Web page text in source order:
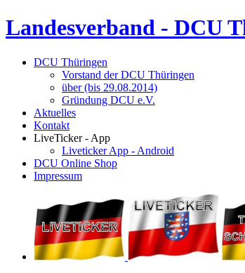
Landesverband - DCU
DCU Thüringen
Vorstand der DCU Thüringen
über (bis 29.08.2014)
Gründung DCU e.V.
Aktuelles
Kontakt
LiveTicker - App
Liveticker App - Android
DCU Online Shop
Impressum